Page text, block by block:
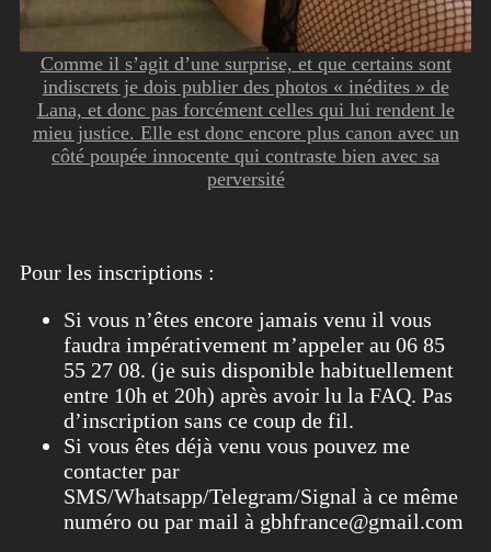
Comme il s’agit d’une surprise, et que certains sont
indiscrets je dois publier des photos « inédites » de
Lana, et donc pas forcément celles qui lui rendent le
mieu justice. Elle est donc encore plus canon avec un
côté poupée innocente qui contraste bien avec sa
perversité
Pour les inscriptions :
Si vous n’êtes encore jamais venu il vous
faudra impérativement m’appeler au 06 85
55 27 08. (je suis disponible habituellement
entre 10h et 20h) après avoir lu la FAQ. Pas
d’inscription sans ce coup de fil.
Si vous êtes déjà venu vous pouvez me
contacter par
SMS/Whatsapp/Telegram/Signal à ce même
numéro ou par mail à gbhfrance@gmail.com